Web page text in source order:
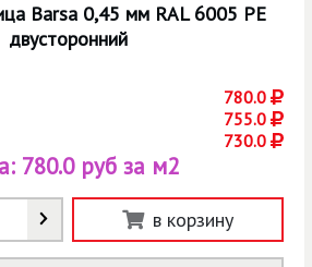
Barsa 0,45 мм RAL 6005 РЕ
двусторонний
780.0
755.0
730.0
780.0 руб за м2
в корзину